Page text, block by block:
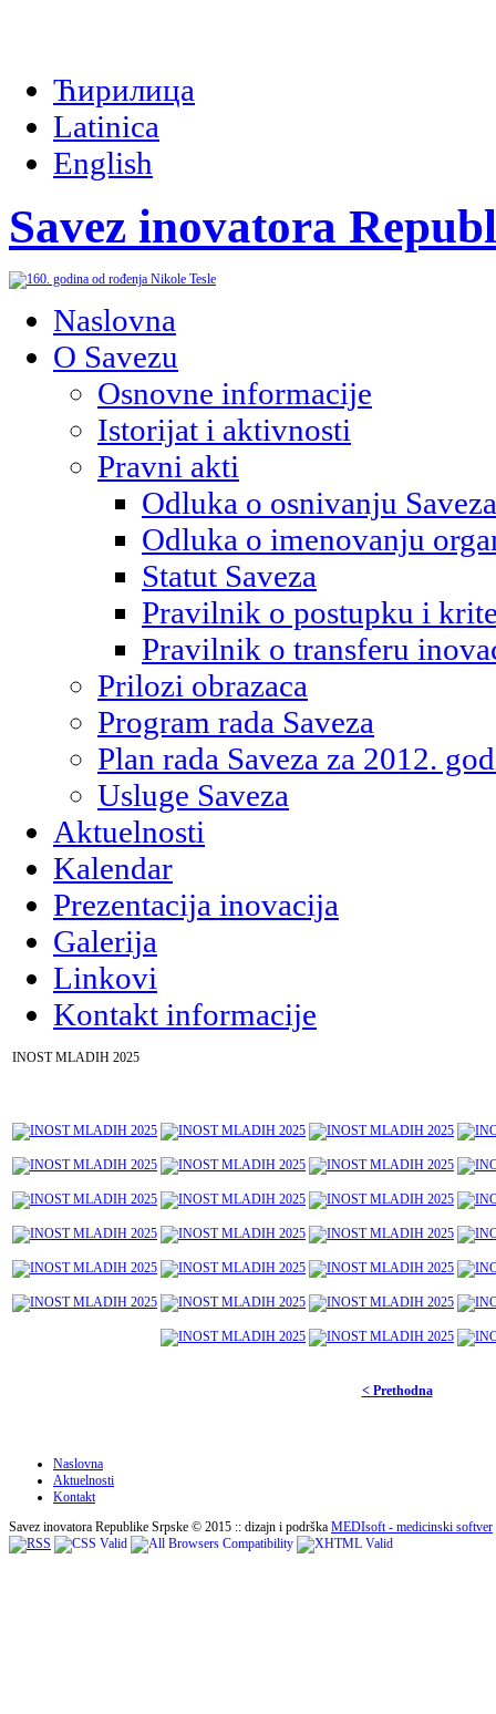
Ћирилица
Latinica
English
Savez inovatora
Naslovna
O Savezu
Osnovne informacije
Istorijat i aktivnosti
Pravni akti
Odluka o osnivanju Saveza
Odluka o imenovanju
Statut Saveza
Pravilnik o postupku i
Pravilnik o transferu
Prilozi obrazaca
Program rada Saveza
Plan rada Saveza za 2012.
Usluge Saveza
Aktuelnosti
Kalendar
Prezentacija inovacija
Galerija
Linkovi
Kontakt informacije
INOST MLADIH 2025
< Prethodna
Naslovna
Aktuelnosti
Kontakt
Savez inovatora Republike Srpske © 2015 :: dizajn i podrška MEDIsoft - medicinski softver